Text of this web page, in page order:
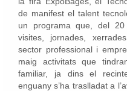
de manifest el talent
un programa que, del
visites, jornades,
sector professional i
maig activitats que
familiar, ja dins el
enguany s’ha traslladat a